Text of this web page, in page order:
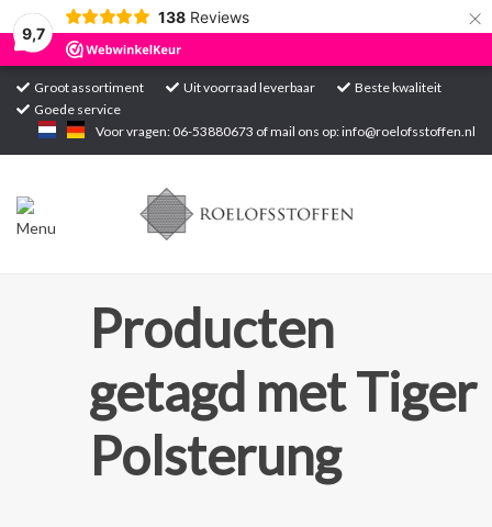
9,7
138 Reviews ×
Groot assortiment Uit voorraad leverbaar
Beste kwaliteit
Goede service
Voor vragen: 06-53880673 of mail ons op:info@roelofsstoffen.nl
Home
Producten
getagd met Tiger
Polsterung